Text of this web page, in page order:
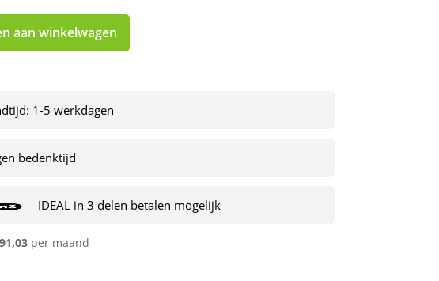
aan winkelwagen
1-5 werkdagen
bedenktijd
IDEAL in 3 delen betalen mogelijk
per maand